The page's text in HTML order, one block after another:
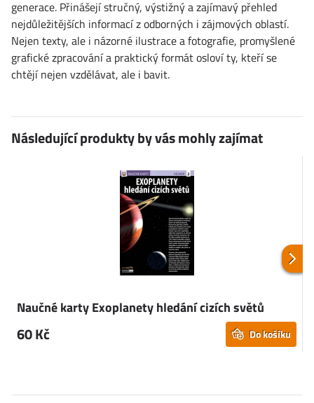
generace. Přinášejí stručný, výstižný a zajímavý přehled
nejdůležitějších informací z odborných i zájmových oblastí.
Nejen texty, ale i názorné ilustrace a fotografie, promyšlené
grafické zpracování a praktický formát osloví ty, kteří se
chtějí nejen vzdělávat, ale i bavit.
Následující produkty by vás mohly zajímat
Naučné karty Exoplanety hledání cizích světů
60 Kč Do košíku